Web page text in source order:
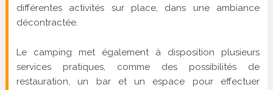
différentes activités sur place, dans une ambiance
décontractée.
Le camping met également à disposition plusieurs
services pratiques, comme des possibilités de
restauration, un bar et un espace pour effectuer